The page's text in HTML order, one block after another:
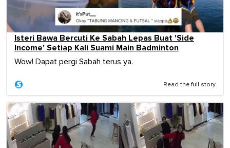
Isteri Bawa Bercuti Ke Sabah Lepas Buat 'Side
Income' Setiap Kali Suami Main Badminton
Wow! Dapat pergi Sabah terus ya.
Read the full story